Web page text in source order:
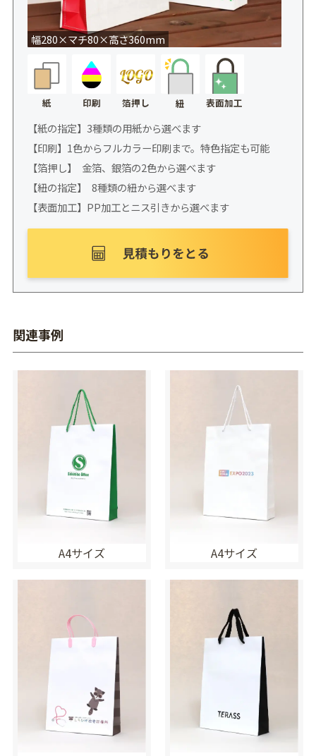
幅280×マチ80×高さ360mm
紙 印刷 箔押し 紐 表面加工
【紙の指定】3種類の用紙から選べます
【印刷】1色からフルカラー印刷まで。特色指定も可能
【箔押し】 金箔、銀箔の2色から選べます
【紐の指定】 8種類の紐から選べます
【表面加工】PP加工とニス引きから選べます
関連事例
A4サイズ A4サイズ